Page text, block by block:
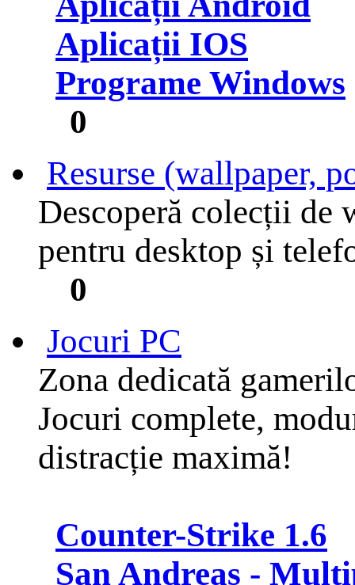
Aplicații IOS
Programe Windows
0
Resurse (wallpaper,
Descoperă colecții de
pentru desktop și
0
Jocuri PC
Zona dedicată
Jocuri complete,
distracție maximă!
Counter-Strike 1.6
San Andreas -